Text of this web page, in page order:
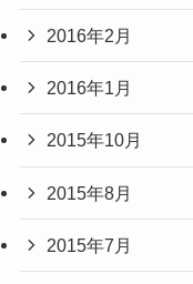
2016年2月
2016年1月
2015年10月
2015年8月
2015年7月